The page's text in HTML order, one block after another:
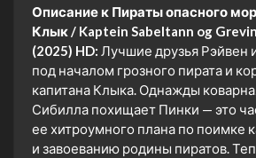
Описание к Пираты опасного
Клык / Kaptein Sabeltann og
(2025) HD: Лучшие друзья Рэйвен
под началом грозного пирата и
капитана Клыка. Однажды
Сибилла похищает Пинки — это
ее хитроумного плана по поимке
и завоеванию родины пиратов.